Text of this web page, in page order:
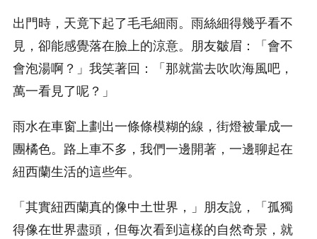
出門時，天竟下起了毛毛細雨。雨絲細得幾乎看不
見，卻能感覺落在臉上的涼意。朋友皺眉：「會不
會泡湯啊？」我笑著回：「那就當去吹吹海風吧，
萬一看見了呢？」
雨水在車窗上劃出一條條模糊的線，街燈被暈成一
團橘色。路上車不多，我們一邊開著，一邊聊起在
紐西蘭生活的這些年。
「其實紐西蘭真的像中土世界，」朋友說，「孤獨
得像在世界盡頭，但每次看到這樣的自然奇景，就